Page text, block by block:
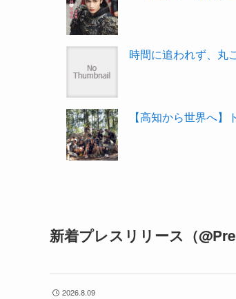
時間に追われず、丸
【高知から世界へ
新着プレスリリース（
2026.8.09